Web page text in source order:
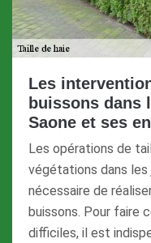
Les
buissons dans
Saone et ses
Les opérations de
végétations dans
nécessaire de
buissons. Pour faire
difficiles, il est